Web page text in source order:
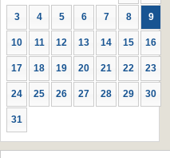
3 4 5 6 7 8 9
10 11 12 13 14 15 16
17 18 19 20 21 22 23
24 25 26 27 28 29 30
31